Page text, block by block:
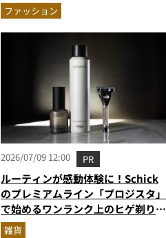
秀。酷暑も涼しい顔で働ける超快適
ウエアの実力
ファッション
2026/07/09 12:00 PR
ルーティンが感動体験に！Schick
のプレミアムライン「プロジスタ」
で始めるワンランク上のヒゲ剃り習
慣
雑貨